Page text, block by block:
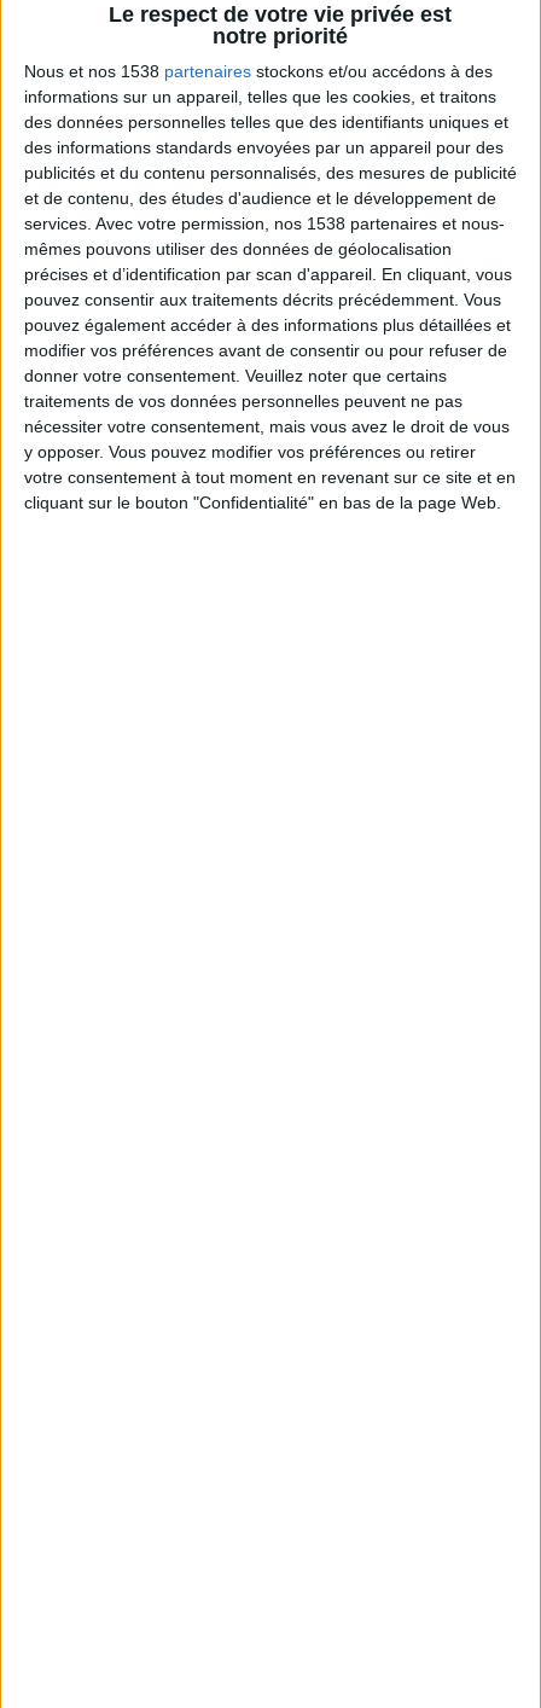
Le respect de votre vie privée est
notre priorité
Nous et nos 1538 partenaires stockons et/ou accédons à des
informations sur un appareil, telles que les cookies, et traitons
des données personnelles telles que des identifiants uniques et
des informations standards envoyées par un appareil pour des
publicités et du contenu personnalisés, des mesures de publicité
et de contenu, des études d'audience et le développement de
services. Avec votre permission, nos 1538 partenaires et nous-
mêmes pouvons utiliser des données de géolocalisation
précises et d’identification par scan d'appareil. En cliquant, vous
pouvez consentir aux traitements décrits précédemment. Vous
pouvez également accéder à des informations plus détaillées et
modifier vos préférences avant de consentir ou pour refuser de
donner votre consentement. Veuillez noter que certains
traitements de vos données personnelles peuvent ne pas
nécessiter votre consentement, mais vous avez le droit de vous
y opposer. Vous pouvez modifier vos préférences ou retirer
votre consentement à tout moment en revenant sur ce site et en
cliquant sur le bouton "Confidentialité" en bas de la page Web.
Savane, LU, Pepito, Harrys... Que valent vraiment
ces gâteaux ?
Webinaires en direct Voir tout
Peut-on remplacer la viande par des féculents ?
Consultation diététique du 05/08/2026